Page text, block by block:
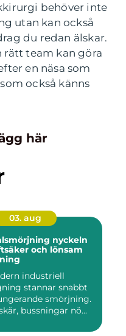
behöver inte
utan kan också
du redan älskar.
team kan göra
en näsa som
också känns
här
03. aug
nyckeln
och lönsam
industriell
stannar snabbt
smörjning.
bussningar nö...